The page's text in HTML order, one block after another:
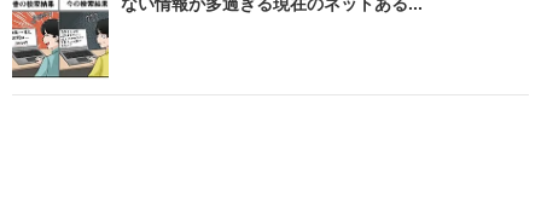
ない情報が多過ぎる現在のネットある...